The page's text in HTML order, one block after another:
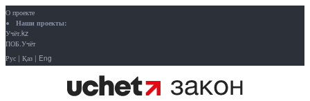
О проекте
Наши проекты:
Учёт.kz
ПОБ.Учёт
Рус | Қаз | Eng